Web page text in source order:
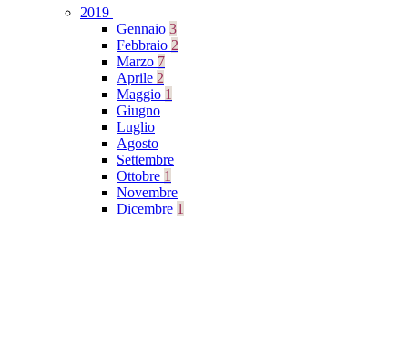
2019
Gennaio 3
Febbraio 2
Marzo 7
Aprile 2
Maggio 1
Giugno
Luglio
Agosto
Settembre
Ottobre 1
Novembre
Dicembre 1